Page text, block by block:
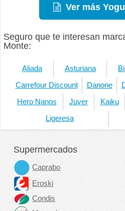
Ver más
Seguro que te interesan
Monte:
Aliada Asturiana
Carrefour Discount Danone
Hero Nanos Juver Kaiku
Ligeresa
Supermercados
Caprabo
Eroski
Condis